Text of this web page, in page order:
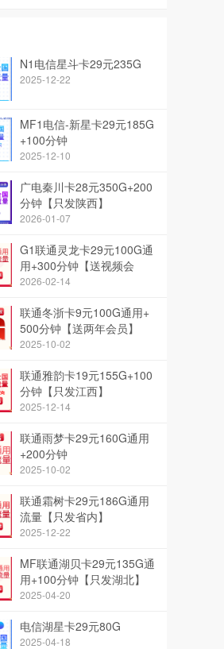
N1电信星斗卡29元235G
2025-12-22
MF1电信-新星卡29元185G
+100分钟
2025-12-10
广电秦川卡28元350G+200
分钟【只发陕西】
2026-01-07
G1联通灵龙卡29元100G通
用+300分钟【送视频会
员】【只发浙江】
2026-02-14
联通冬浙卡9元100G通用+
500分钟【送两年会员】
2025-10-02
联通雅韵卡19元155G+100
分钟【只发江西】
2025-12-14
联通雨梦卡29元160G通用
+200分钟
2025-10-02
联通霜树卡29元186G通用
流量【只发省内】
2025-12-22
MF联通湖贝卡29元135G通
用+100分钟【只发湖北】
2025-04-20
电信湖星卡29元80G
2025-04-18